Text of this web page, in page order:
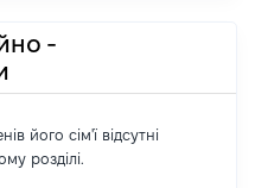
-
його сім'ї відсутні
розділі.